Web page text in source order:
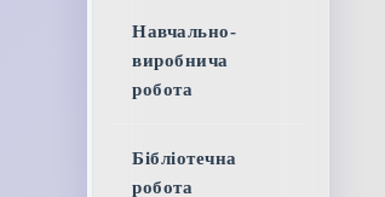
Навчально-
виробнича
робота
Бібліотечна
робота